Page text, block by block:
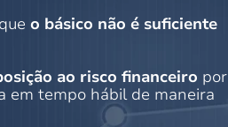
o básico não é suficiente
ao risco financeiro por
em tempo hábil de maneira